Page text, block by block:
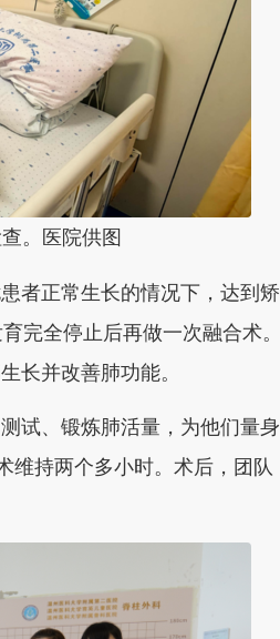
。医院供图
者正常生长的情况下，达到矫
完全停止后再做一次融合术。
长并改善肺功能。
试、锻炼肺活量，为他们量身
维持两个多小时。术后，团队